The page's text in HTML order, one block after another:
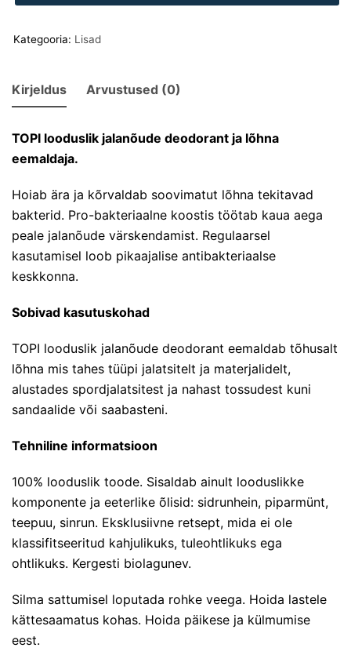
Kategooria: Lisad
Kirjeldus Arvustused (0)
TOPI looduslik jalanõude deodorant ja lõhna
eemaldaja.
Hoiab ära ja kõrvaldab soovimatut lõhna tekitavad
bakterid. Pro-bakteriaalne koostis töötab kaua aega
peale jalanõude värskendamist. Regulaarsel
kasutamisel loob pikaajalise antibakteriaalse
keskkonna.
Sobivad kasutuskohad
TOPI looduslik jalanõude deodorant eemaldab tõhusalt
lõhna mis tahes tüüpi jalatsitelt ja materjalidelt,
alustades spordjalatsitest ja nahast tossudest kuni
sandaalide või saabasteni.
Tehniline informatsioon
100% looduslik toode. Sisaldab ainult looduslikke
komponente ja eeterlike õlisid: sidrunhein, piparmünt,
teepuu, sinrun. Eksklusiivne retsept, mida ei ole
klassifitseeritud kahjulikuks, tuleohtlikuks ega
ohtlikuks. Kergesti biolagunev.
Silma sattumisel loputada rohke veega. Hoida lastele
kättesaamatus kohas. Hoida päikese ja külmumise
eest.